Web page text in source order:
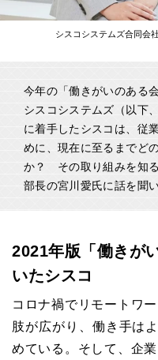
シスコシステムズ合同会
今年の「働きがいのある
シスコシステムズ（以下
に着手したシスコは、従
めに、現在に至るまでど
か？ その取り組みを知
部長の宮川愛氏に話を聞い
2021年版「働きが
いたシスコ
コロナ禍でリモートワ
肢が広がり、働き手は
めている。そして、企